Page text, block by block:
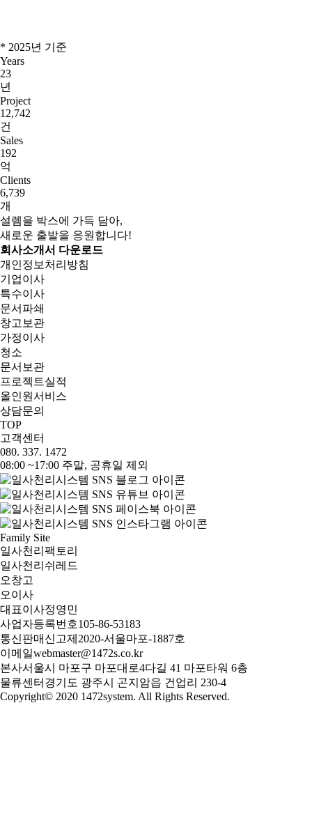
* 2025년 기준
Years
23
년
Project
12,742
건
Sales
192
억
Clients
6,739
개
설렘을 박스에 가득 담아,
새로운 출발을 응원합니다!
회사소개서 다운로드
개인정보처리방침
기업이사
특수이사
문서파쇄
창고보관
가정이사
청소
문서보관
프로젝트실적
올인원서비스
상담문의
TOP
고객센터
080. 337. 1472
08:00 ~17:00 주말, 공휴일 제외
Family Site
일사천리팩토리
일사천리쉬레드
오창고
오이사
대표이사정영민
사업자등록번호105-86-53183
통신판매신고제2020-서울마포-1887호
이메일webmaster@1472s.co.kr
본사서울시 마포구 마포대로4다길 41 마포타워 6층
물류센터 경기도 광주시 곤지암읍 건업리 230-4
Copyright© 2020 1472system. All Rights Reserved.